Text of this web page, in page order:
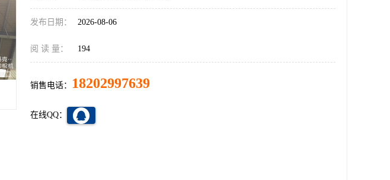
发布日期： 2026-08-06
阅 读 量： 194
销售电话： 18202997639
在线QQ：